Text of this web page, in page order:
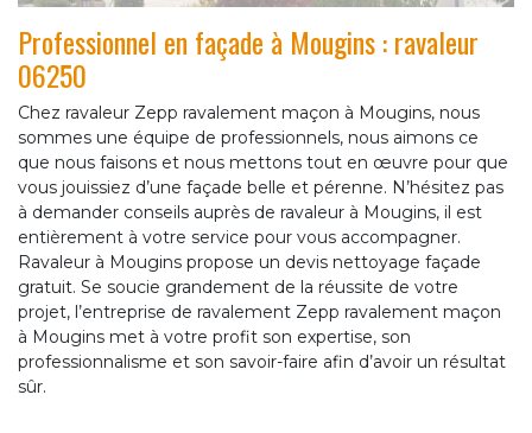
Professionnel en façade à Mougins : ravaleur
06250
Chez ravaleur Zepp ravalement maçon à Mougins, nous
sommes une équipe de professionnels, nous aimons ce
que nous faisons et nous mettons tout en œuvre pour que
vous jouissiez d’une façade belle et pérenne. N’hésitez pas
à demander conseils auprès de ravaleur à Mougins, il est
entièrement à votre service pour vous accompagner.
Ravaleur à Mougins propose un devis nettoyage façade
gratuit. Se soucie grandement de la réussite de votre
projet, l’entreprise de ravalement Zepp ravalement maçon
à Mougins met à votre profit son expertise, son
professionnalisme et son savoir-faire afin d’avoir un résultat
sûr.